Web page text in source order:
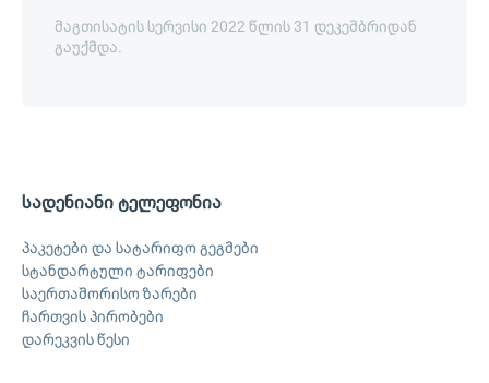
მაგთისატის სერვისი 2022 წლის 31 დეკემბრიდან
გაუქმდა.
სადენიანი ტელეფონია
პაკეტები და სატარიფო გეგმები
სტანდარტული ტარიფები
საერთაშორისო ზარები
ჩართვის პირობები
დარეკვის წესი